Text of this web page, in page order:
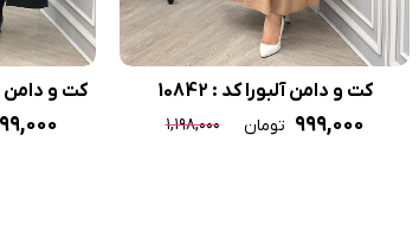
کت و دامن آلبورا کد : 10842
۹۹۹,۰۰۰ تومان ۱,۱۹۸,۰۰۰
کت و دامن